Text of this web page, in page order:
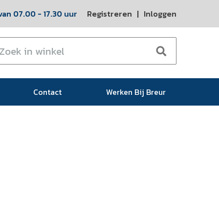
07.00 - 17.30 uur Registreren | Inloggen
Contact Werken Bij Breur